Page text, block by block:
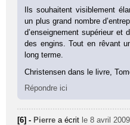
Ils souhaitent visiblement
un plus grand nombre
d’enseignement supérieur et
des engins. Tout en rêvant
long terme.
Christensen dans le livre,
Répondre ici
[6] - Pierre a écrit le 8 avril 2009